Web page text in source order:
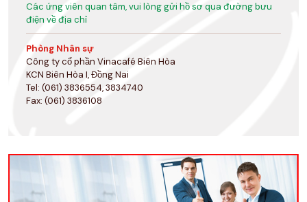
Các ứng viên quan tâm, vui lòng gửi hồ sơ qua đường bưu
điện về địa chỉ
Phòng Nhân sự
Công ty cổ phần Vinacafé Biên Hòa
KCN Biên Hòa I, Đồng Nai
Tel: (061) 3836554, 3834740
Fax: (061) 3836108